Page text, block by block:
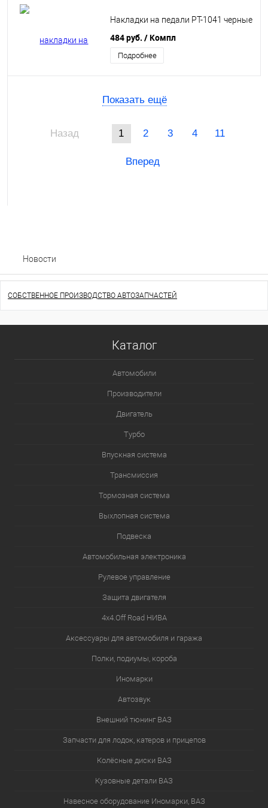
Накладки на педали PT-1041 черные
484 руб. / Компл
Подробнее
Показать ещё
Назад 1 2 3 4 11
Вперед
Новости
СОБСТВЕННОЕ ПРОИЗВОДСТВО АВТОЗАПЧАСТЕЙ
Каталог
Автомобили
Производители
Двигатель
Турбо
Впускная система
Трансмиссия
Тормозная система
Выхлопная система
Подвеска
Автомобильная электроника
Рулевое управление
Защита двигателя
4х4.Off Road НИВА
Аксессуары для автомобиля и гаража
Полки, подиумы, короба
Иномарки
Автозвук
Внешний тюнинг ВАЗ
Запчасти для лодок, катеров и прицепов
Колёсные диски ВАЗ
Кузовные детали ВАЗ
Навесное оборудование Иномарки, ВАЗ